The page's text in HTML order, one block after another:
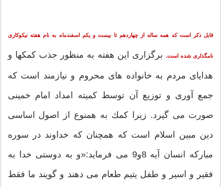
قابل ذكر است كه همه ساله از چهاردهم تا بیست و یكم اسفندماه به نام هفته نیكوكاری
نامگذاری شده است.برگزاری این هفته به منظور جذب كمكها و
هدایای مردم به خانواده های محروم و نیازمند است كه
جمع آوری و توزیع آن توسط كمیته امداد امام خمینی
صورت می گیرد. زیرا كمك به همنوع از اصول اساسی
دین مبین اسلام است كه همچنان كه خداوند در سوره
مبارکه انسان آیه 8و9 می فرماید:«و به دوستی خدا به
فقیر و اسیر و طفل یتیم طعام می دهند و گویند ما فقط